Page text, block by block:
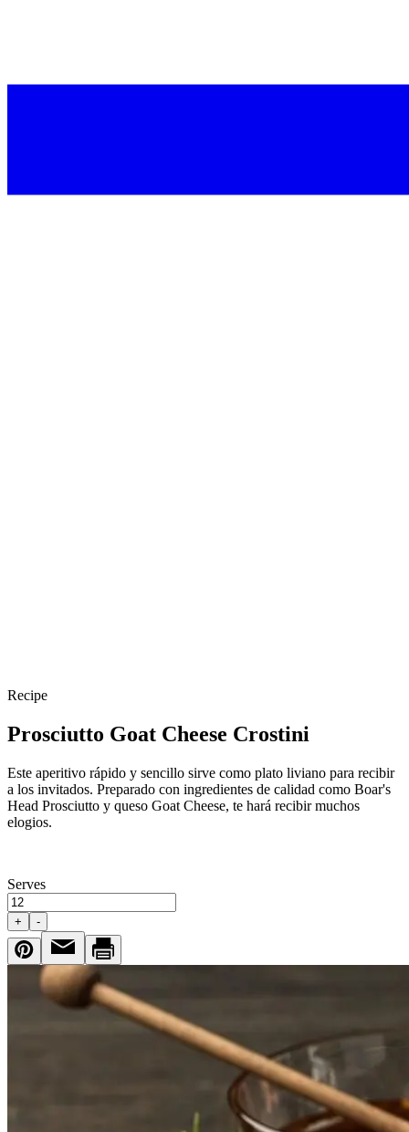
Recipe
Prosciutto Goat Cheese Crostini
Este aperitivo rápido y sencillo sirve como plato liviano para recibir
a los invitados. Preparado con ingredientes de calidad como Boar's
Head Prosciutto y queso Goat Cheese, te hará recibir muchos
elogios.
Serves
+ -